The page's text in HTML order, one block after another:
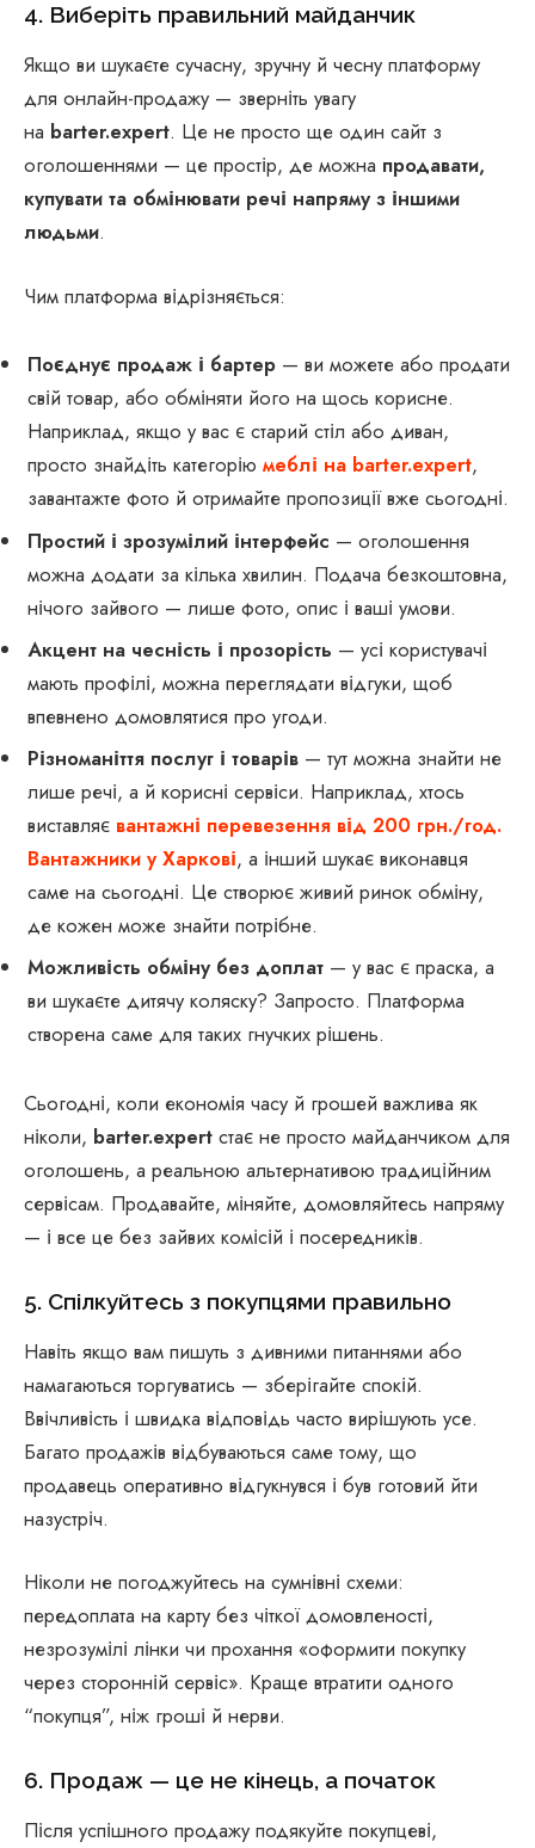
4. Виберіть правильний майданчик
Якщо ви шукаєте сучасну, зручну й чесну платформу
для онлайн-продажу — зверніть увагу
на barter.expert. Це не просто ще один сайт з
оголошеннями — це простір, де можна продавати,
купувати та обмінювати речі напряму з іншими
людьми.
Чим платформа відрізняється:
Поєднує продаж і бартер — ви можете або продати
свій товар, або обміняти його на щось корисне.
Наприклад, якщо у вас є старий стіл або диван,
просто знайдіть категорію меблі на barter.expert,
завантажте фото й отримайте пропозиції вже сьогодні.
Простий і зрозумілий інтерфейс — оголошення
можна додати за кілька хвилин. Подача безкоштовна,
нічого зайвого — лише фото, опис і ваші умови.
Акцент на чесність і прозорість — усі користувачі
мають профілі, можна переглядати відгуки, щоб
впевнено домовлятися про угоди.
Різноманіття послуг і товарів — тут можна знайти не
лише речі, а й корисні сервіси. Наприклад, хтось
виставляє вантажні перевезення від 200 грн./год.
Вантажники у Харкові, а інший шукає виконавця
саме на сьогодні. Це створює живий ринок обміну,
де кожен може знайти потрібне.
Можливість обміну без доплат — у вас є праска, а
ви шукаєте дитячу коляску? Запросто. Платформа
створена саме для таких гнучких рішень.
Сьогодні, коли економія часу й грошей важлива як
ніколи, barter.expert стає не просто майданчиком для
оголошень, а реальною альтернативою традиційним
сервісам. Продавайте, міняйте, домовляйтесь напряму
— і все це без зайвих комісій і посередників.
5. Спілкуйтесь з покупцями правильно
Навіть якщо вам пишуть з дивними питаннями або
намагаються торгуватись — зберігайте спокій.
Ввічливість і швидка відповідь часто вирішують усе.
Багато продажів відбуваються саме тому, що
продавець оперативно відгукнувся і був готовий йти
назустріч.
Ніколи не погоджуйтесь на сумнівні схеми:
передоплата на карту без чіткої домовленості,
незрозумілі лінки чи прохання «оформити покупку
через сторонній сервіс». Краще втратити одного
“покупця”, ніж гроші й нерви.
6. Продаж — це не кінець, а початок
Після успішного продажу подякуйте покупцеві,